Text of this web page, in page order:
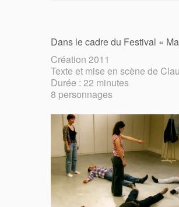
Dans le cadre du Festival «
Création 2011
Texte et mise en scène de
Durée : 22 minutes
8 personnages